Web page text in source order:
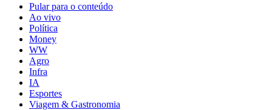
Pular para o conteúdo
Ao vivo
Política
Money
WW
Agro
Infra
IA
Esportes
Viagem & Gastronomia